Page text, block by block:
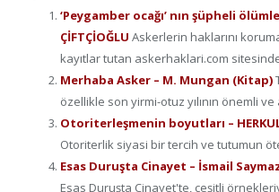
‘Peygamber ocağı’ nın şüpheli
ÇİFTÇİOĞLU Askerlerin haklarını
kayıtlar tutan askerhaklari.com
Merhaba Asker – M. Mungan (Kitap)
özellikle son yirmi-otuz yılının önemli ve
Otoriterleşmenin boyutları –
Otoriterlik siyasi bir tercih ve tutumun
Esas Duruşta Cinayet – İsmail
Esas Duruşta Cinayet'te, çeşitli